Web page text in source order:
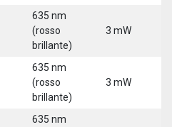
635 nm
(rosso
brillante)
3 mW
635 nm
(rosso
brillante)
3 mW
635 nm